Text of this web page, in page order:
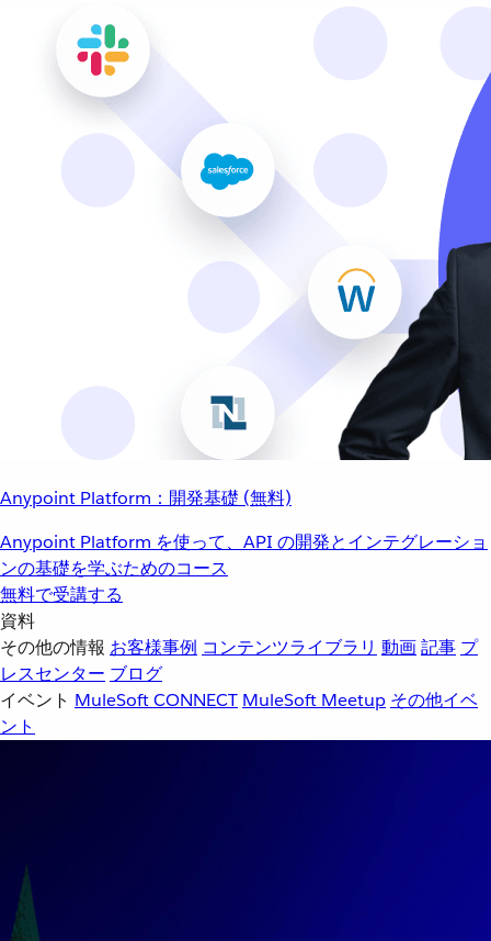
Anypoint Platform：開発基礎 (無料)
Anypoint Platform を使って、API の開発とインテグレーショ
ンの基礎を学ぶためのコース
無料で受講する
資料
その他の情報 お客様事例 コンテンツライブラリ 動画記事 プ
レスセンター ブログ
イベント MuleSoft CONNECT MuleSoft Meetup その他イベ
ント